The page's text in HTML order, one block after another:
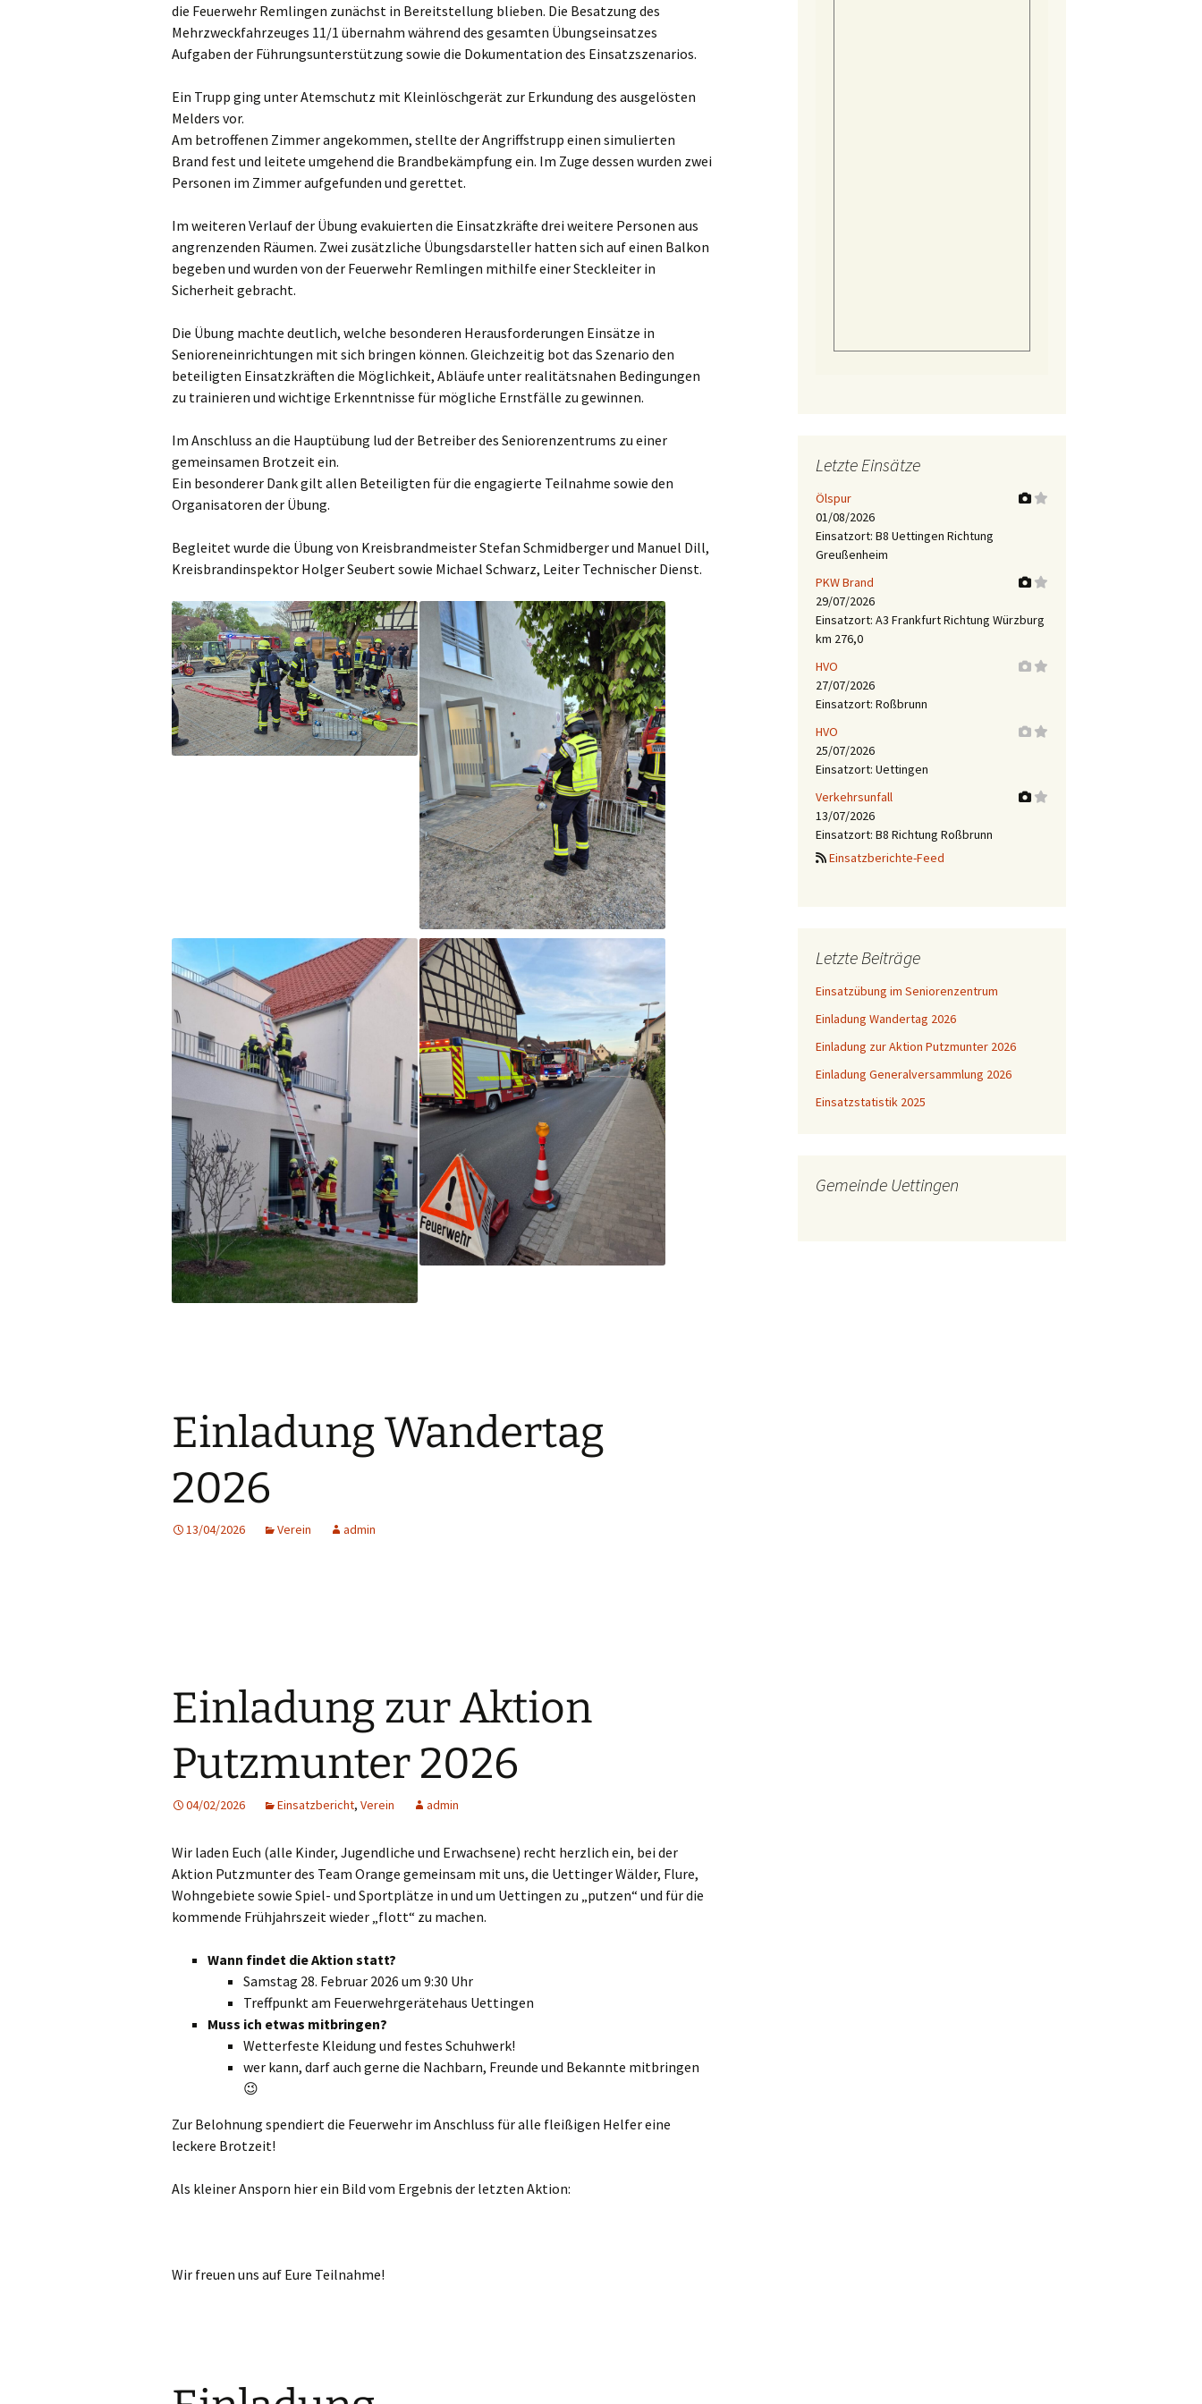
die Feuerwehr Remlingen zunächst in Bereitstellung blieben. Die Besatzung des
Mehrzweckfahrzeuges 11/1 übernahm während des gesamten Übungseinsatzes
Aufgaben der Führungsunterstützung sowie die Dokumentation des Einsatzszenarios.
Ein Trupp ging unter Atemschutz mit Kleinlöschgerät zur Erkundung des ausgelösten
Melders vor.
Am betroffenen Zimmer angekommen, stellte der Angriffstrupp einen simulierten
Brand fest und leitete umgehend die Brandbekämpfung ein. Im Zuge dessen wurden zwei
Personen im Zimmer aufgefunden und gerettet.
Im weiteren Verlauf der Übung evakuierten die Einsatzkräfte drei weitere Personen aus
angrenzenden Räumen. Zwei zusätzliche Übungsdarsteller hatten sich auf einen Balkon
begeben und wurden von der Feuerwehr Remlingen mithilfe einer Steckleiter in
Sicherheit gebracht.
Die Übung machte deutlich, welche besonderen Herausforderungen Einsätze in
Senioreneinrichtungen mit sich bringen können. Gleichzeitig bot das Szenario den
beteiligten Einsatzkräften die Möglichkeit, Abläufe unter realitätsnahen Bedingungen
zu trainieren und wichtige Erkenntnisse für mögliche Ernstfälle zu gewinnen.
Im Anschluss an die Hauptübung lud der Betreiber des Seniorenzentrums zu einer
gemeinsamen Brotzeit ein.
Ein besonderer Dank gilt allen Beteiligten für die engagierte Teilnahme sowie den
Organisatoren der Übung.
Begleitet wurde die Übung von Kreisbrandmeister Stefan Schmidberger und Manuel Dill,
Kreisbrandinspektor Holger Seubert sowie Michael Schwarz, Leiter Technischer Dienst.
Einladung Wandertag
2026
13/04/2026 Verein admin
Einladung zur Aktion
Putzmunter 2026
04/02/2026 Einsatzbericht, Verein admin
Wir laden Euch (alle Kinder, Jugendliche und Erwachsene) recht herzlich ein, bei der
Aktion Putzmunter des Team Orange gemeinsam mit uns, die Uettinger Wälder, Flure,
Wohngebiete sowie Spiel- und Sportplätze in und um Uettingen zu „putzen“ und für die
kommende Frühjahrszeit wieder „flott“ zu machen.
Wann findet die Aktion statt?
Samstag 28. Februar 2026 um 9:30 Uhr
Treffpunkt am Feuerwehrgerätehaus Uettingen
Muss ich etwas mitbringen?
Wetterfeste Kleidung und festes Schuhwerk!
wer kann, darf auch gerne die Nachbarn, Freunde und Bekannte mitbringen
😉
Zur Belohnung spendiert die Feuerwehr im Anschluss für alle fleißigen Helfer eine
leckere Brotzeit!
Als kleiner Ansporn hier ein Bild vom Ergebnis der letzten Aktion:
Wir freuen uns auf Eure Teilnahme!
Letzte Einsätze
Ölspur
01/08/2026
Einsatzort: B8 Uettingen Richtung
Greußenheim
PKW Brand
29/07/2026
Einsatzort: A3 Frankfurt Richtung Würzburg
km 276,0
HVO
27/07/2026
Einsatzort: Roßbrunn
HVO
25/07/2026
Einsatzort: Uettingen
Verkehrsunfall
13/07/2026
Einsatzort: B8 Richtung Roßbrunn
Einsatzberichte-Feed
Letzte Beiträge
Einsatzübung im Seniorenzentrum
Einladung Wandertag 2026
Einladung zur Aktion Putzmunter 2026
Einladung Generalversammlung 2026
Einsatzstatistik 2025
Gemeinde Uettingen